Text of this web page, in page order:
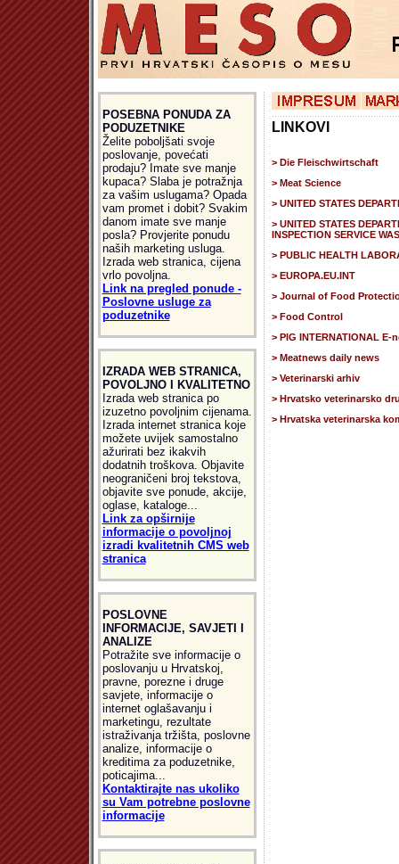
POSEBNA PONUDA ZA
PODUZETNIKE
Želite poboljšati svoje
poslovanje, povećati
prodaju? Imate sve manje
kupaca? Slaba je potražnja
za vašim uslugama? Opada
vam promet i dobit? Svakim
danom imate sve manje
posla? Provjerite ponudu
naših marketing usluga.
Izrada web stranica, cijena
vrlo povoljna.
Link na pregled ponude -
Poslovne usluge za
poduzetnike
IZRADA WEB STRANICA,
POVOLJNO I KVALITETNO
Izrada web stranica po
izuzetno povoljnim cijenama.
Izrada internet stranica koje
možete uvijek samostalno
ažurirati bez ikakvih
dodatnih troškova. Objavite
neograničeni broj tekstova,
objavite sve ponude, akcije,
oglase, kataloge...
Link za opširnije
informacije o povoljnoj
izradi kvalitetnih CMS web
stranica
POSLOVNE
INFORMACIJE, SAVJETI I
ANALIZE
Potražite sve informacije o
poslovanju u Hrvatskoj,
pravne, porezne i druge
savjete, informacije o
internet oglašavanju i
marketingu, rezultate
istraživanja tržišta, poslovne
analize, informacije o
kreditima za poduzetnike,
poticajima...
Kontaktirajte nas ukoliko
su Vam potrebne poslovne
informacije
LINKOVI
> Die Fleischwirtschaft
> Meat Science
> UNITED STATES
> UNITED STATES
INSPECTION SERVICE
> PUBLIC HEALTH
> EUROPA.EU.INT
> Journal of Food
> Food Control
> PIG INTERNATIONAL E-
> Meatnews daily news
> Veterinarski arhiv
> Hrvatsko veterinarsko
> Hrvatska veterinarska